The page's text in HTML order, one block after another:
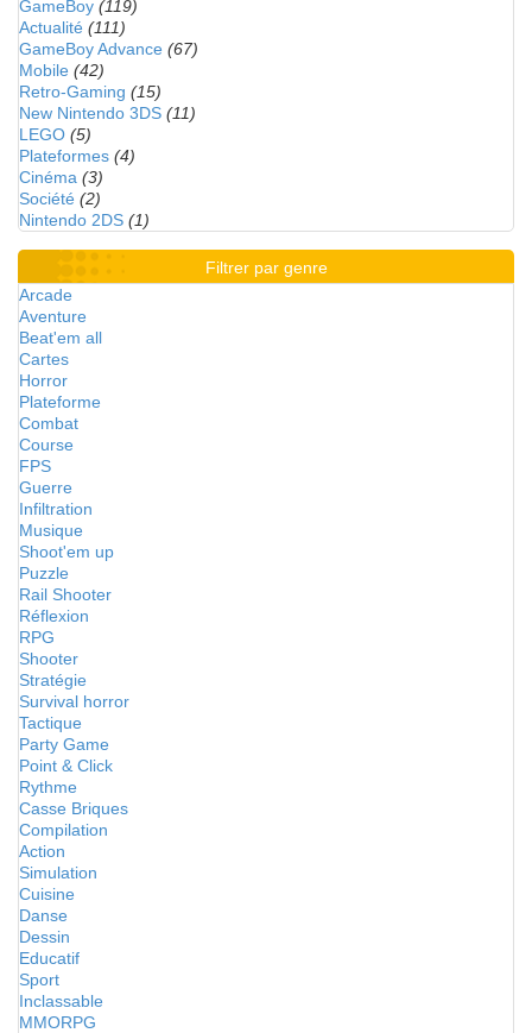
GameBoy (119)
Actualité (111)
GameBoy Advance (67)
Mobile (42)
Retro-Gaming (15)
New Nintendo 3DS (11)
LEGO (5)
Plateformes (4)
Cinéma (3)
Société (2)
Nintendo 2DS (1)
Filtrer par genre
Arcade
Aventure
Beat'em all
Cartes
Horror
Plateforme
Combat
Course
FPS
Guerre
Infiltration
Musique
Shoot'em up
Puzzle
Rail Shooter
Réflexion
RPG
Shooter
Stratégie
Survival horror
Tactique
Party Game
Point & Click
Rythme
Casse Briques
Compilation
Action
Simulation
Cuisine
Danse
Dessin
Educatif
Sport
Inclassable
MMORPG